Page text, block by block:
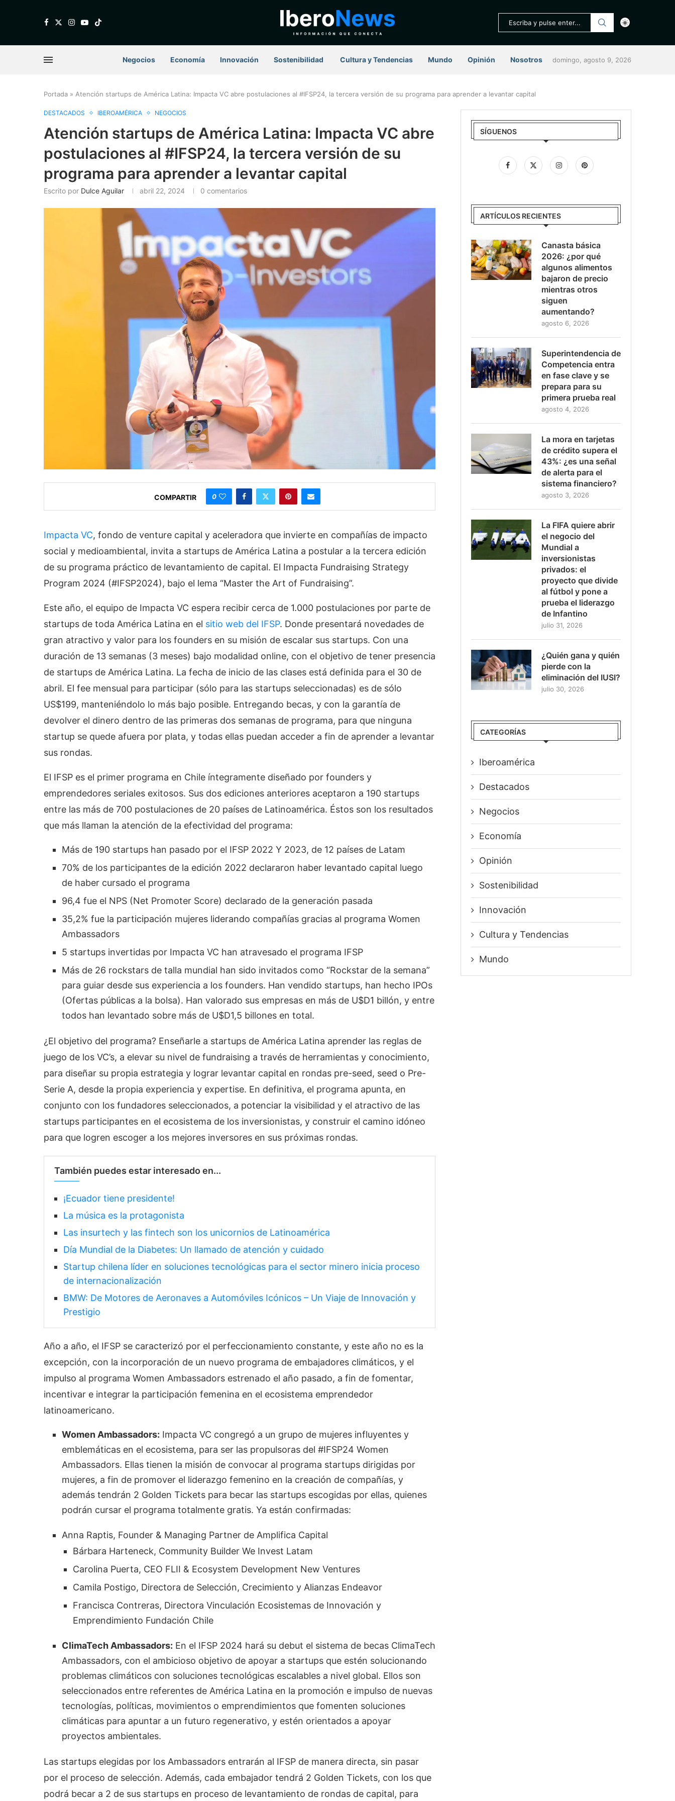
Negocios Economía Innovación Sostenibilidad ⁠ Cultura y Tendencias Mundo Opinión Nosotros domingo, agosto 9, 2026
Portada » Atención startups de América Latina: Impacta VC abre postulaciones al #IFSP24, la tercera versión de su programa para aprender a levantar capital
DESTACADOS IBEROAMÉRICA NEGOCIOS
Atención startups de América Latina: Impacta VC abre
postulaciones al #IFSP24, la tercera versión de su
programa para aprender a levantar capital
Escrito por Dulce Aguilar abril 22, 2024 0 comentarios
COMPARTIR 0
Impacta VC, fondo de venture capital y aceleradora que invierte en compañías de impacto
social y medioambiental, invita a startups de América Latina a postular a la tercera edición
de su programa práctico de levantamiento de capital. El Impacta Fundraising Strategy
Program 2024 (#IFSP2024), bajo el lema “Master the Art of Fundraising”.
Este año, el equipo de Impacta VC espera recibir cerca de 1.000 postulaciones por parte de
startups de toda América Latina en el sitio web del IFSP. Donde presentará novedades de
gran atractivo y valor para los founders en su misión de escalar sus startups. Con una
duración de 13 semanas (3 meses) bajo modalidad online, con el objetivo de tener presencia
de startups de América Latina. La fecha de inicio de las clases está definida para el 30 de
abril. El fee mensual para participar (sólo para las startups seleccionadas) es de sólo
US$199, manteniéndolo lo más bajo posible. Entregando becas, y con la garantía de
devolver el dinero dentro de las primeras dos semanas de programa, para que ninguna
startup se quede afuera por plata, y todas ellas puedan acceder a fin de aprender a levantar
sus rondas.
El IFSP es el primer programa en Chile íntegramente diseñado por founders y
emprendedores seriales exitosos. Sus dos ediciones anteriores aceptaron a 190 startups
entre las más de 700 postulaciones de 20 países de Latinoamérica. Éstos son los resultados
que más llaman la atención de la efectividad del programa:
Más de 190 startups han pasado por el IFSP 2022 Y 2023, de 12 países de Latam
70% de los participantes de la edición 2022 declararon haber levantado capital luego
de haber cursado el programa
96,4 fue el NPS (Net Promoter Score) declarado de la generación pasada
35,2% fue la participación mujeres liderando compañías gracias al programa Women
Ambassadors
5 startups invertidas por Impacta VC han atravesado el programa IFSP
Más de 26 rockstars de talla mundial han sido invitados como “Rockstar de la semana”
para guiar desde sus experiencia a los founders. Han vendido startups, han hecho IPOs
(Ofertas públicas a la bolsa). Han valorado sus empresas en más de U$D1 billón, y entre
todos han levantado sobre más de U$D1,5 billones en total.
¿El objetivo del programa? Enseñarle a startups de América Latina aprender las reglas de
juego de los VC’s, a elevar su nivel de fundraising a través de herramientas y conocimiento,
para diseñar su propia estrategia y lograr levantar capital en rondas pre-seed, seed o Pre-
Serie A, desde la propia experiencia y expertise. En definitiva, el programa apunta, en
conjunto con los fundadores seleccionados, a potenciar la visibilidad y el atractivo de las
startups participantes en el ecosistema de los inversionistas, y construir el camino idóneo
para que logren escoger a los mejores inversores en sus próximas rondas.
También puedes estar interesado en...
¡Ecuador tiene presidente!
La música es la protagonista
Las insurtech y las fintech son los unicornios de Latinoamérica
Día Mundial de la Diabetes: Un llamado de atención y cuidado
Startup chilena líder en soluciones tecnológicas para el sector minero inicia proceso
de internacionalización
BMW: De Motores de Aeronaves a Automóviles Icónicos – Un Viaje de Innovación y
Prestigio
Año a año, el IFSP se caracterizó por el perfeccionamiento constante, y este año no es la
excepción, con la incorporación de un nuevo programa de embajadores climáticos, y el
impulso al programa Women Ambassadors estrenado el año pasado, a fin de fomentar,
incentivar e integrar la participación femenina en el ecosistema emprendedor
latinoamericano.
Women Ambassadors: Impacta VC congregó a un grupo de mujeres influyentes y
emblemáticas en el ecosistema, para ser las propulsoras del #IFSP24 Women
Ambassadors. Ellas tienen la misión de convocar al programa startups dirigidas por
mujeres, a fin de promover el liderazgo femenino en la creación de compañías, y
además tendrán 2 Golden Tickets para becar las startups escogidas por ellas, quienes
podrán cursar el programa totalmente gratis. Ya están confirmadas:
Anna Raptis, Founder & Managing Partner de Amplifica Capital
Bárbara Harteneck, Community Builder We Invest Latam
Carolina Puerta, CEO FLII & Ecosystem Development New Ventures
Camila Postigo, Directora de Selección, Crecimiento y Alianzas Endeavor
Francisca Contreras, Directora Vinculación Ecosistemas de Innovación y
Emprendimiento Fundación Chile
ClimaTech Ambassadors: En el IFSP 2024 hará su debut el sistema de becas ClimaTech
Ambassadors, con el ambicioso objetivo de apoyar a startups que estén solucionando
problemas climáticos con soluciones tecnológicas escalables a nivel global. Ellos son
seleccionados entre referentes de América Latina en la promoción e impulso de nuevas
tecnologías, políticas, movimientos o emprendimientos que fomenten soluciones
climáticas para apuntar a un futuro regenerativo, y estén orientados a apoyar
proyectos ambientales.
Las startups elegidas por los Ambassadors entrarán al IFSP de manera directa, sin pasar
por el proceso de selección. Además, cada embajador tendrá 2 Golden Tickets, con los que
podrá becar a 2 de sus startups en proceso de levantamiento de rondas de capital, para
SÍGUENOS
ARTÍCULOS RECIENTES
Canasta básica
2026: ¿por qué
algunos alimentos
bajaron de precio
mientras otros
siguen
aumentando?
agosto 6, 2026
Superintendencia de
Competencia entra
en fase clave y se
prepara para su
primera prueba real
agosto 4, 2026
La mora en tarjetas
de crédito supera el
43%: ¿es una señal
de alerta para el
sistema financiero?
agosto 3, 2026
La FIFA quiere abrir
el negocio del
Mundial a
inversionistas
privados: el
proyecto que divide
al fútbol y pone a
prueba el liderazgo
de Infantino
julio 31, 2026
¿Quién gana y quién
pierde con la
eliminación del IUSI?
julio 30, 2026
CATEGORÍAS
Iberoamérica
Destacados
Negocios
Economía
Opinión
Sostenibilidad
Innovación
⁠Cultura y Tendencias
Mundo